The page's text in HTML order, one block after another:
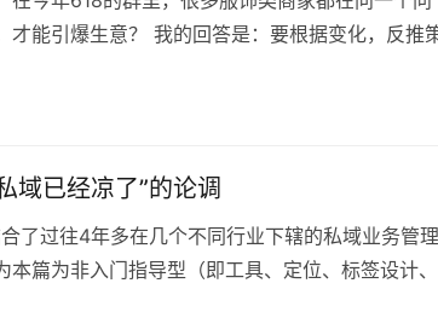
才能引爆生意？ 我的回答是：要根据变化，反推
观察服饰类消费者的心态，我发现了一个有意思的
域已经凉了”的论调
了过往4年多在几个不同行业下辖的私域业务管
本篇为非入门指导型（即工具、定位、标签设计、